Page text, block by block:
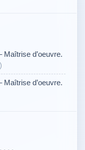
d’oeuvre.
d’oeuvre.